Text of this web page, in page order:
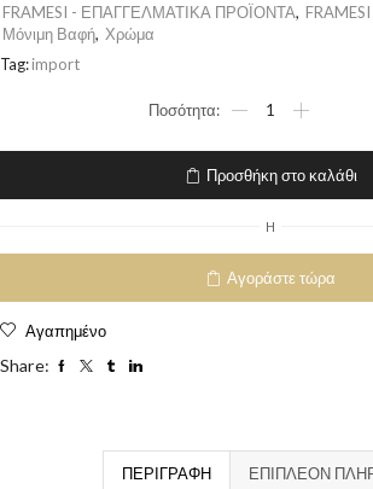
FRAMESI - ΕΠΑΓΓΕΛΜΑΤΙΚΑ ΠΡΟΪΟΝΤΑ,
Μόνιμη Βαφή, Χρώμα
Tag:import
Προσθήκη στο καλάθι
H
Αγοράστε τώρα
Αγαπημένο
Share:
ΠΕΡΙΓΡΑΦΉ ΕΠΙΠΛΈΟΝ